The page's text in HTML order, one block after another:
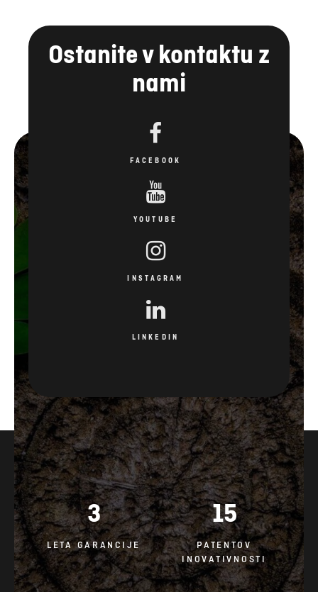
Ostanite v kontaktu z
nami
FACEBOOK
YOUTUBE
INSTAGRAM
LINKEDIN
3
LETA GARANCIJE
15
PATENTOV
INOVATIVNOSTI